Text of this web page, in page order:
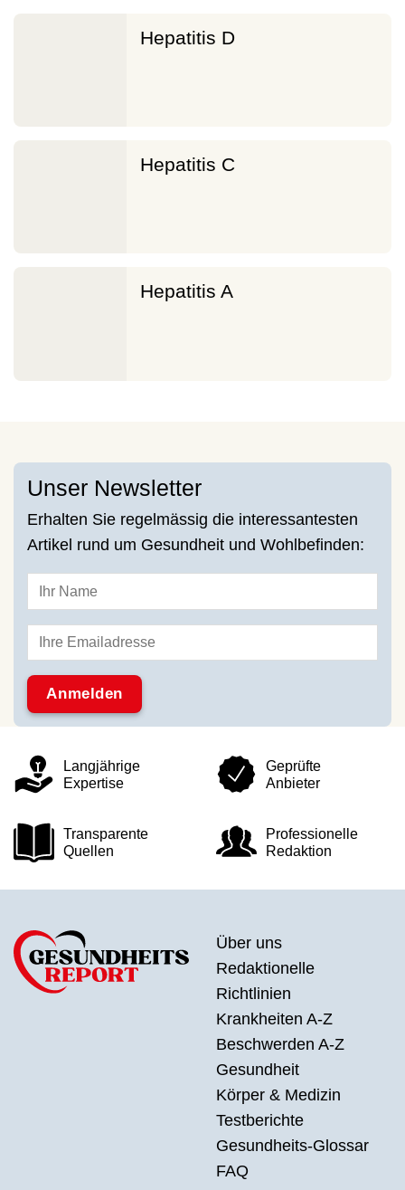
Hepatitis D
Hepatitis C
Hepatitis A
Unser Newsletter
Erhalten Sie regelmässig die interessantesten
Artikel rund um Gesundheit und Wohlbefinden:
Langjährige
Expertise
Geprüfte
Anbieter
Transparente
Quellen
Professionelle
Redaktion
Über uns
Redaktionelle
Richtlinien
Krankheiten A-Z
Beschwerden A-Z
Gesundheit
Körper & Medizin
Testberichte
Gesundheits-Glossar
FAQ